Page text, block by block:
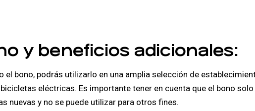
y beneficios adicionales:
el bono, podrás utilizarlo en una amplia selección de
eléctricas. Es importante tener en cuenta que el bono
nuevas y no se puede utilizar para otros fines.